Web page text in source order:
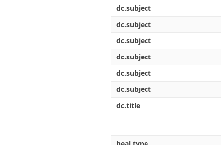
dc.subject
dc.subject
dc.subject
dc.subject
dc.subject
dc.subject
dc.title